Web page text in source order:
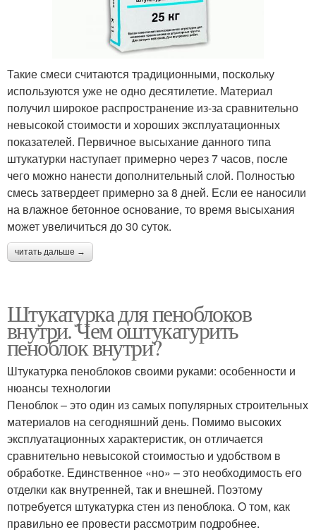
Такие смеси считаются традиционными, поскольку
используются уже не одно десятилетие. Материал
получил широкое распространение из-за сравнительно
невысокой стоимости и хороших эксплуатационных
показателей. Первичное высыхание данного типа
штукатурки наступает примерно через 7 часов, после
чего можно нанести дополнительный слой. Полностью
смесь затвердеет примерно за 8 дней. Если ее наносили
на влажное бетонное основание, то время высыхания
может увеличиться до 30 суток.
читать дальше →
Штукатурка для пеноблоков
внутри. Чем оштукатурить
пеноблок внутри?
Штукатурка пеноблоков своими руками: особенности и
нюансы технологии
Пеноблок – это один из самых популярных строительных
материалов на сегодняшний день. Помимо высоких
эксплуатационных характеристик, он отличается
сравнительно невысокой стоимостью и удобством в
обработке. Единственное «но» – это необходимость его
отделки как внутренней, так и внешней. Поэтому
потребуется штукатурка стен из пеноблока. О том, как
правильно ее провести рассмотрим подробнее.